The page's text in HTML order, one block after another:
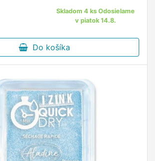
Skladom 4 ks Odosielame
v piatok 14.8.
Do košíka